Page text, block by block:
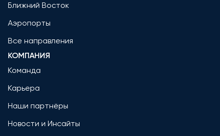
Ближний Восток
Аэропорты
Все направления
КОМПАНИЯ
Команда
Карьера
Наши партнёры
Новости и Инсайты